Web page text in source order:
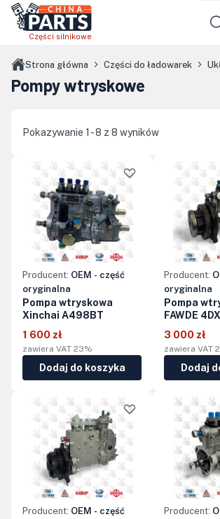
Przejdź do treści głównej
Części silnikowe
Strona główna Części do ładowarek
Pompy wtryskowe
Pokazywanie 1 - 8 z 8 wyników
Producent: OEM - część
oryginalna
Pompa wtryskowa
Xinchai A498BT
1 600 zł
zawiera VAT 23%
Dodaj do koszyka
Producent:
oryginalna
Pompa
FAWDE
3 000 zł
zawiera VAT
Dodaj
Producent: OEM - część
Producent: